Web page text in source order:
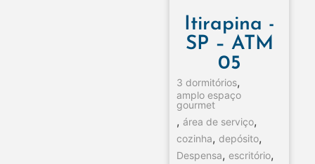
Itirapina -
SP – ATM
05
3 dormitórios,
amplo espaço
gourmet
, área de serviço,
cozinha, depósito,
Despensa, escritório,